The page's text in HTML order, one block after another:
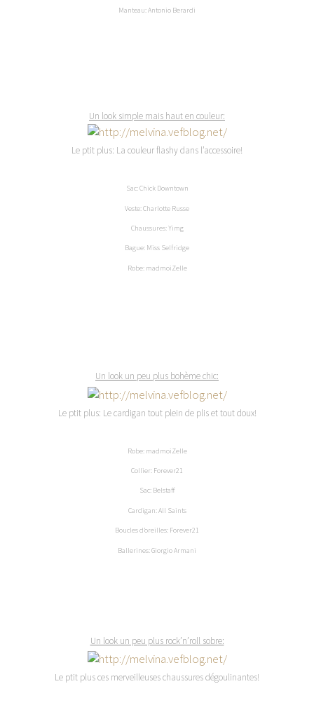
Manteau: Antonio Berardi
Un look simple mais haut en couleur:
Le ptit plus: La couleur flashy dans l’accessoire!
Sac: Chick Downtown
Veste: Charlotte Russe
Chaussures: Yimg
Bague: Miss Selfridge
Robe: madmoiZelle
Un look un peu plus bohème chic:
Le ptit plus: Le cardigan tout plein de plis et tout doux!
Robe: madmoiZelle
Collier: Forever21
Sac: Belstaff
Cardigan: All Saints
Boucles d’oreilles: Forever21
Ballerines: Giorgio Armani
Un look un peu plus rock’n’roll sobre:
Le ptit plus ces merveilleuses chaussures dégoulinantes!